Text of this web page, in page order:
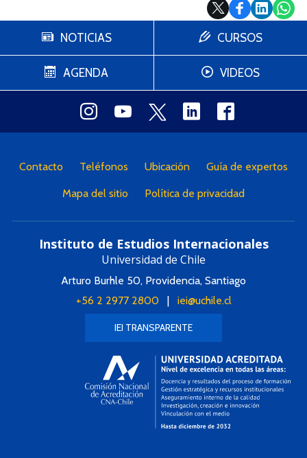
NOTICIAS
AGENDA
CURSOS
VIDEOS
Contacto Teléfonos Ubicación Guía de expertos
Mapa del sitio Política de privacidad
Instituto de Estudios Internacionales
Universidad de Chile
Arturo Burhle 50, Providencia, Santiago
+56 2 2977 2800| iei@uchile.cl
IEI TRANSPARENTE